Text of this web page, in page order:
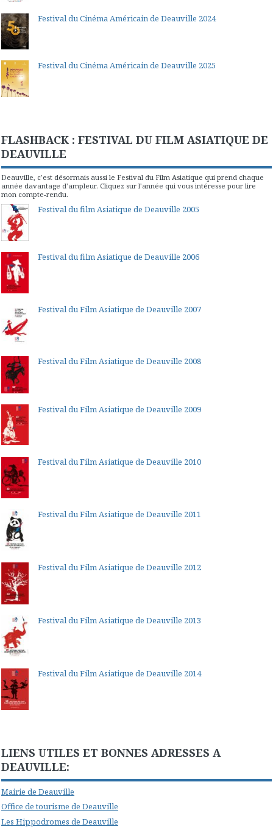
Festival du Cinéma Américain de Deauville 2024
Festival du Cinéma Américain de Deauville 2025
FLASHBACK : FESTIVAL DU FILM ASIATIQUE DE
DEAUVILLE
Deauville, c'est désormais aussi le Festival du Film Asiatique qui prend chaque
année davantage d'ampleur. Cliquez sur l'année qui vous intéresse pour lire
mon compte-rendu.
Festival du film Asiatique de Deauville 2005
Festival du film Asiatique de Deauville 2006
Festival du Film Asiatique de Deauville 2007
Festival du Film Asiatique de Deauville 2008
Festival du Film Asiatique de Deauville 2009
Festival du Film Asiatique de Deauville 2010
Festival du Film Asiatique de Deauville 2011
Festival du Film Asiatique de Deauville 2012
Festival du Film Asiatique de Deauville 2013
Festival du Film Asiatique de Deauville 2014
LIENS UTILES ET BONNES ADRESSES A
DEAUVILLE:
Mairie de Deauville
Office de tourisme de Deauville
Les Hippodromes de Deauville